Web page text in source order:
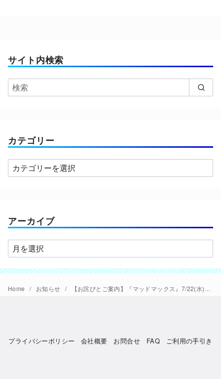
サイト内検索
カテゴリー
カ
テ
ー
アーカイブ
ア
ー
カ
イ
Home お知らせ 【お詫びとご案内】『マッドマックス』7/22(水)、23(木)の上映に不具合がありました。
プライバシーポリシー 会社概要 お問合せ FAQ ご利用の手引き